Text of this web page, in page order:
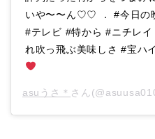
いや〜〜ん♡♡ ． #今日の
#テレビ #特から #ニチレ
れ吹っ飛ぶ美味しさ #宝ハ
asuうさ＊ さん